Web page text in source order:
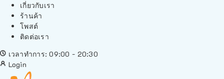
เกี่ยวกับเรา
ร้านค้า
โพสต์
ติดต่อเรา
เวลาทำการ: 09:00 - 20:30
Login